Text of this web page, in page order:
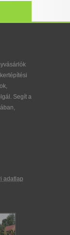
Segít a
adatlap